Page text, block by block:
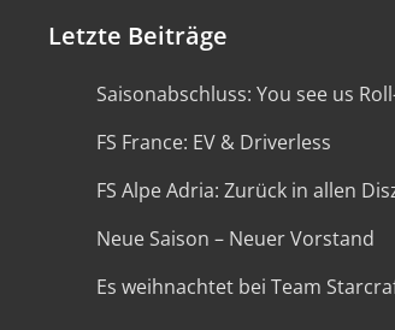
Letzte Beiträge
Saisonabschluss: You see us
FS France: EV & Driverless
FS Alpe Adria: Zurück in allen
Neue Saison – Neuer Vorstand
Es weihnachtet bei Team